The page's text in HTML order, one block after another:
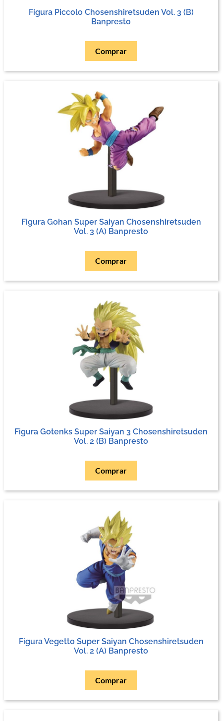
Figura Piccolo Chosenshiretsuden Vol. 3 (B)
Banpresto
Comprar
Figura Gohan Super Saiyan Chosenshiretsuden
Vol. 3 (A) Banpresto
Comprar
Figura Gotenks Super Saiyan 3 Chosenshiretsuden
Vol. 2 (B) Banpresto
Comprar
Figura Vegetto Super Saiyan Chosenshiretsuden
Vol. 2 (A) Banpresto
Comprar